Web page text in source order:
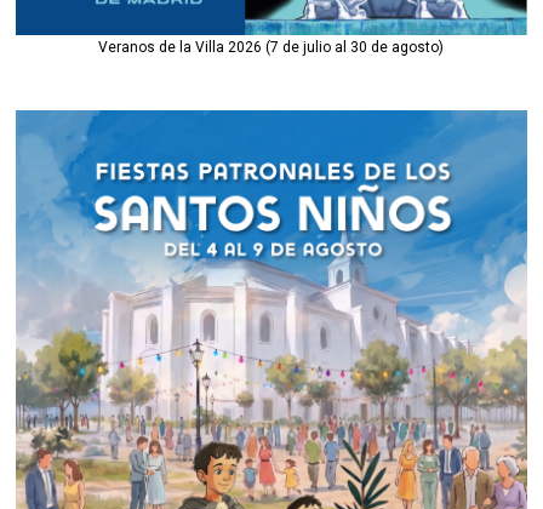
Veranos de la Villa 2026 (7 de julio al 30 de agosto)